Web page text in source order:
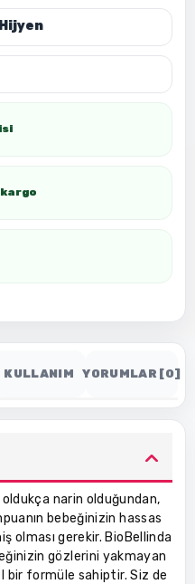
KULLANIM YORUMLAR [0]
narin olduğundan,
bebeğinizin hassas
olması gerekir. BioBellinda
gözlerini yakmayan
bir formüle sahiptir. Siz de